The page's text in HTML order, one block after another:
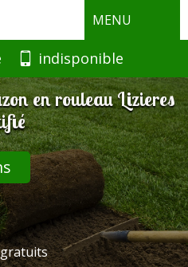
MENU
indisponible
en rouleau Lizieres